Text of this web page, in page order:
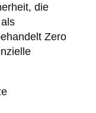
die
Zero